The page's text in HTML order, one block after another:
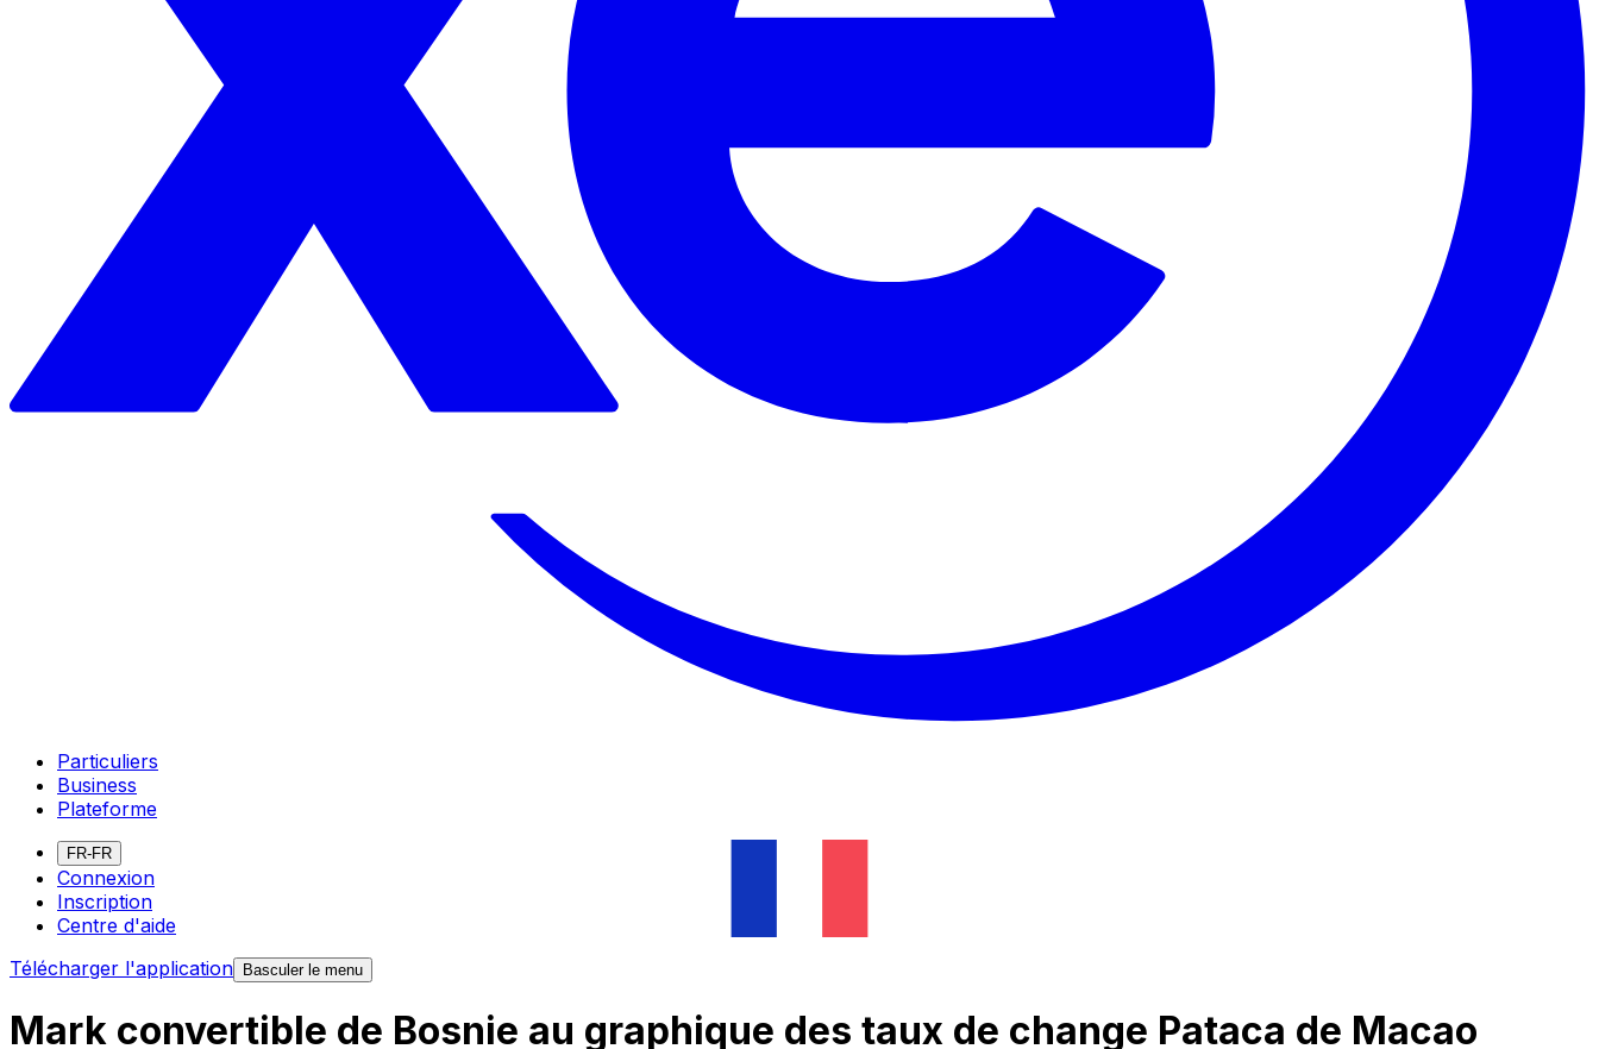
Particuliers
Business
Plateforme
FR-FR
Connexion
Inscription
Centre d'aide
Télécharger l'application Basculer le menu
Mark convertible de Bosnie au graphique des taux de change Pataca de Macao